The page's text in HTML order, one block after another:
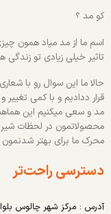
کو مد ؟
اسم ما از مد میاد همون
تاثیر خیلی زیادی تو زندگی
حالا ما این سوال رو با
قرار ددادیم و با کمی
مد و سعی میکنیم این
محصولاتمون در لحظات
محرک ما برای بهتر شدنمون
دسترسی راحت‌تر
آدرس : مرکز شهر چالوس